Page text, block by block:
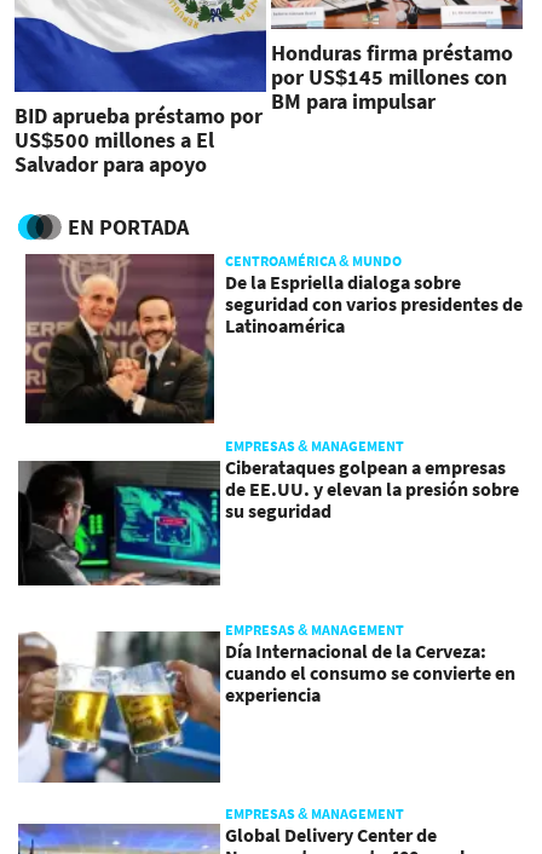
BID aprueba préstamo por
US$500 millones a El
Salvador para apoyo
Honduras firma préstamo
por US$145 millones con
BM para impulsar
EN PORTADA
CENTROAMÉRICA & MUNDO
De la Espriella dialoga sobre
seguridad con varios presidentes de
Latinoamérica
EMPRESAS & MANAGEMENT
Ciberataques golpean a empresas
de EE.UU. y elevan la presión sobre
su seguridad
EMPRESAS & MANAGEMENT
Día Internacional de la Cerveza:
cuando el consumo se convierte en
experiencia
EMPRESAS & MANAGEMENT
Global Delivery Center de